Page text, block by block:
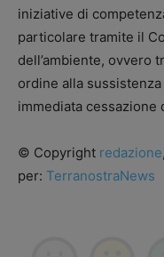
iniziative di
particolare tramite il
dell’ambiente, ovvero
ordine alla
immediata cessazione
© Copyright redazione
per: TerranostraNews